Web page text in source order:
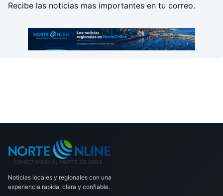
Recibe las noticias mas importantes en tu correo.
Noticias locales y regionales con una
experiencia rapida, clara y confiable.